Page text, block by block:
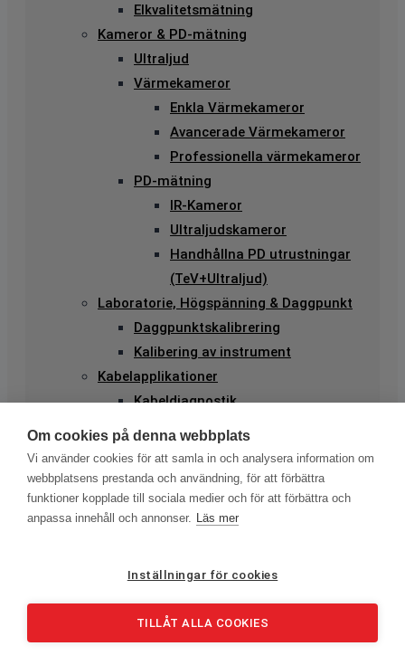
Om cookies på denna webbplats
Vi använder cookies för att samla in och analysera information om
webbplatsens prestanda och användning, för att förbättra
funktioner kopplade till sociala medier och för att förbättra och
anpassa innehåll och annonser. Läs mer
Inställningar för cookies
TILLÅT ALLA COOKIES
Elkvalitetsmätning
Kameror & PD-mätning
Ultraljud
Värmekameror
Enkla Värmekameror
Avancerade Värmekameror
Professionella värmekameror
PD-mätning
IR-Kameror
Ultraljudskameror
Handhållna PD utrustningar
(TeV+Ultraljud)
Laboratorie, Högspänning & Daggpunkt
Daggpunktskalibrering
Kalibering av instrument
Kabelapplikationer
Kabeldiagnostik
TanDelta
Pulsekometer
Kabelsökare
Isolationsprovning
Varumärken
Kontakt